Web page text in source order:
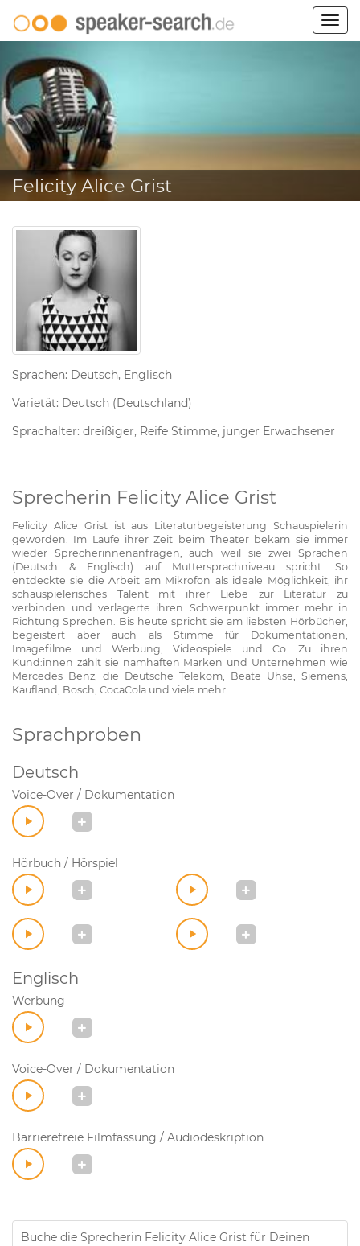
Felicity Alice Grist
Sprachen: Deutsch, Englisch
Varietät: Deutsch (Deutschland)
Sprachalter: dreißiger, Reife Stimme, junger Erwachsener
Sprecherin Felicity Alice Grist
Felicity Alice Grist ist aus Literaturbegeisterung Schauspielerin
geworden. Im Laufe ihrer Zeit beim Theater bekam sie immer
wieder Sprecherinnenanfragen, auch weil sie zwei Sprachen
(Deutsch & Englisch) auf Muttersprachniveau spricht. So
entdeckte sie die Arbeit am Mikrofon als ideale Möglichkeit, ihr
schauspielerisches Talent mit ihrer Liebe zur Literatur zu
verbinden und verlagerte ihren Schwerpunkt immer mehr in
Richtung Sprechen. Bis heute spricht sie am liebsten Hörbücher,
begeistert aber auch als Stimme für Dokumentationen,
Imagefilme und Werbung, Videospiele und Co. Zu ihren
Kund:innen zählt sie namhaften Marken und Unternehmen wie
Mercedes Benz, die Deutsche Telekom, Beate Uhse, Siemens,
Kaufland, Bosch, CocaCola und viele mehr.
Sprachproben
Deutsch
Voice-Over / Dokumentation
Hörbuch / Hörspiel
Englisch
Werbung
Voice-Over / Dokumentation
Barrierefreie Filmfassung / Audiodeskription
Buche die Sprecherin Felicity Alice Grist für Deinen